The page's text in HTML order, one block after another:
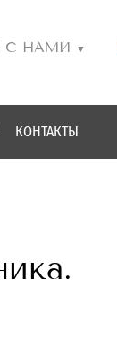
С НАМИ ▼
КОНТАКТЫ